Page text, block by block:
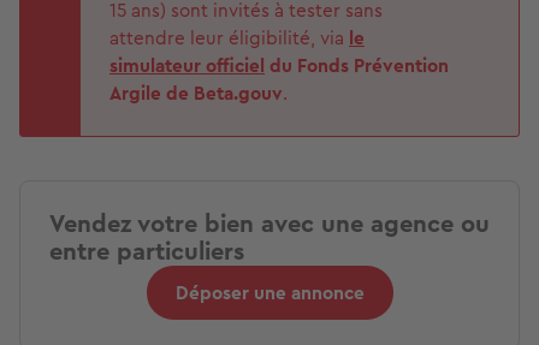
15 ans) sont invités à tester sans
attendre leur éligibilité, via le
simulateur officiel du Fonds Prévention
Argile de Beta.gouv.
Vendez votre bien avec une agence ou
entre particuliers
Déposer une annonce